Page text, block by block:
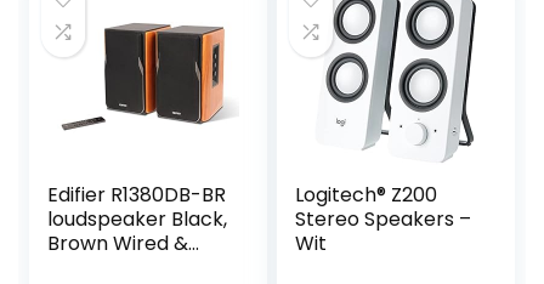
Edifier R1380DB-BR
loudspeaker Black,
Brown Wired &
Logitech® Z200
Stereo Speakers –
Wit